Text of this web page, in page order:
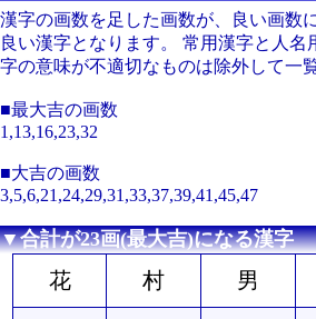
漢字の画数を足した画数が、良い画数
良い漢字となります。 常用漢字と人名
字の意味が不適切なものは除外して一
■最大吉の画数
1,13,16,23,32
■大吉の画数
3,5,6,21,24,29,31,33,37,39,41,45,47
▼合計が23画(最大吉)になる漢字
花 村 男